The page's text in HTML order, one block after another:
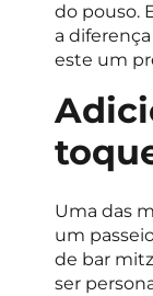
do pouso.
a
este um
Uma das
um
de bar
ser